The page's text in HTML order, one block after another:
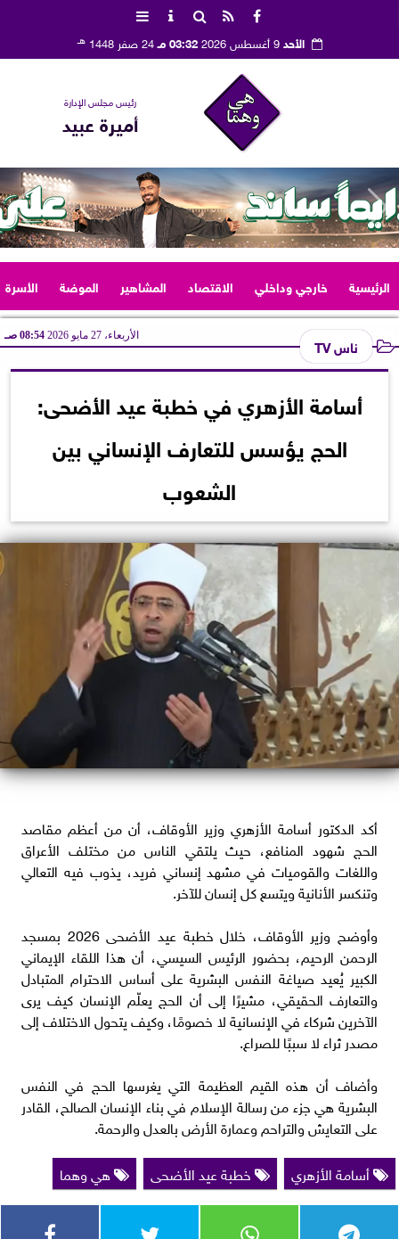
الأحد9 أغسطس 2026 03:32 مـ 24 صفر 1448 هـ
رئيس مجلس الإدارة
أميرة عبيد
الرئيسية خارجي وداخلي الاقتصاد المشاهير الموضة الأسرة
ناس TV الأربعاء، 27 مايو 2026 08:54 صـ
أسامة الأزهري في خطبة عيد الأضحى:
الحج يؤسس للتعارف الإنساني بين
الشعوب
أكد الدكتور أسامة الأزهري وزير الأوقاف، أن من أعظم مقاصد
الحج شهود المنافع، حيث يلتقي الناس من مختلف الأعراق
واللغات والقوميات في مشهد إنساني فريد، يذوب فيه التعالي
وتنكسر الأنانية ويتسع كل إنسان للآخر.
وأوضح وزير الأوقاف، خلال خطبة عيد الأضحى 2026 بمسجد
الرحمن الرحيم، بحضور الرئيس السيسي، أن هذا اللقاء الإيماني
الكبير يُعيد صياغة النفس البشرية على أساس الاحترام المتبادل
والتعارف الحقيقي، مشيرًا إلى أن الحج يعلّم الإنسان كيف يرى
الآخرين شركاء في الإنسانية لا خصومًا، وكيف يتحول الاختلاف إلى
مصدر ثراء لا سببًا للصراع.
وأضاف أن هذه القيم العظيمة التي يغرسها الحج في النفس
البشرية هي جزء من رسالة الإسلام في بناء الإنسان الصالح، القادر
على التعايش والتراحم وعمارة الأرض بالعدل والرحمة.
أسامة الأزهري
خطبة عيد الأضحى هي وهما